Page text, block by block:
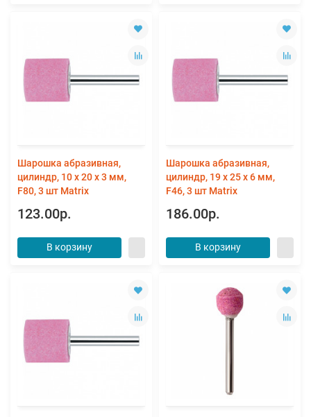
Шарошка абразивная,
цилиндр, 10 x 20 x 3 мм,
F80, 3 шт Matrix
123.00р.
В корзину
Шарошка абразивная,
цилиндр, 19 x 25 x 6 мм,
F46, 3 шт Matrix
186.00р.
В корзину